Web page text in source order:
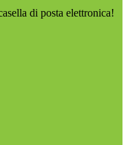
di posta elettronica!